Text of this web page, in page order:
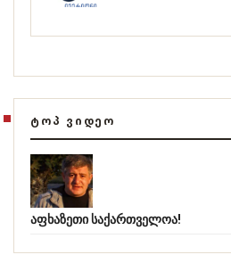
ᲢᲝᲞ ᲕᲘᲓᲔᲝ
აფხაზეთი საქართველოა!